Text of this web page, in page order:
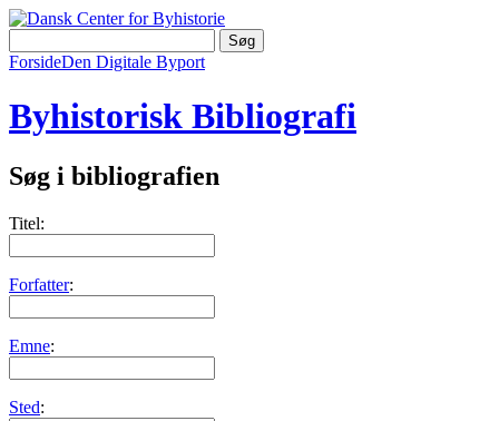
ForsideDen Digitale Byport
Byhistorisk Bibliografi
Søg i bibliografien
Titel:
Forfatter:
Emne:
Sted: